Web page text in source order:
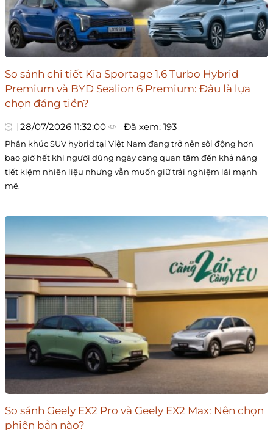
So sánh chi tiết Kia Sportage 1.6 Turbo Hybrid
Premium và BYD Sealion 6 Premium: Đâu là lựa
chọn đáng tiền?
28/07/2026 11:32:00 Đã xem: 193
Phân khúc SUV hybrid tại Việt Nam đang trở nên sôi động hơn
bao giờ hết khi người dùng ngày càng quan tâm đến khả năng
tiết kiệm nhiên liệu nhưng vẫn muốn giữ trải nghiệm lái mạnh
mẽ.
So sánh Geely EX2 Pro và Geely EX2 Max: Nên chọn
phiên bản nào?